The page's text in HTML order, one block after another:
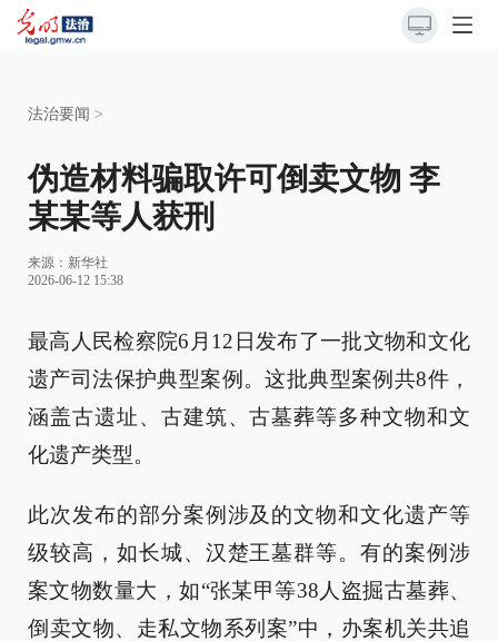
法治要闻 >
伪造材料骗取许可倒卖文物 李
某某等人获刑
来源： 新华社
2026-06-12 15:38
最高人民检察院6月12日发布了一批文物和文化
遗产司法保护典型案例。这批典型案例共8件，
涵盖古遗址、古建筑、古墓葬等多种文物和文
化遗产类型。
此次发布的部分案例涉及的文物和文化遗产等
级较高，如长城、汉楚王墓群等。有的案例涉
案文物数量大，如“张某甲等38人盗掘古墓葬、
倒卖文物、走私文物系列案”中，办案机关共追